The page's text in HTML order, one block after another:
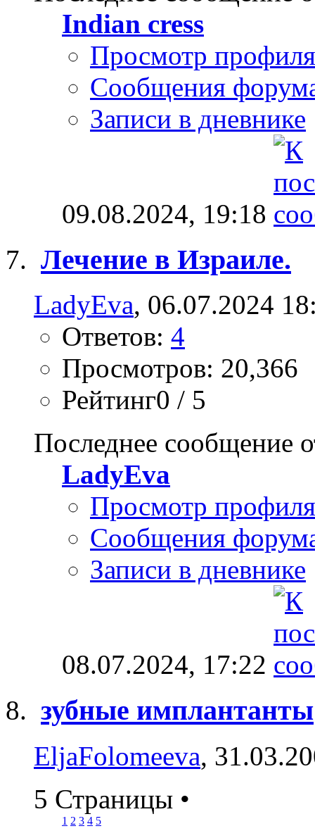
Indian cress
Просмотр профиля
Сообщения
Записи в дневнике
09.08.2024, 19:18
Лечение в Израиле.
LadyEva, 06.07.2024
Ответов: 4
Просмотров: 20,366
Рейтинг0 / 5
Последнее сообщение
LadyEva
Просмотр профиля
Сообщения
Записи в дневнике
08.07.2024, 17:22
зубные имплантанты
EljaFolomeeva,
5 Страницы •
1 2 3 4 5